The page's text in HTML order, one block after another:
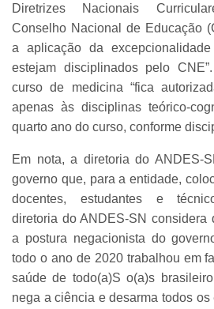
Diretrizes Nacionais
Conselho Nacional de Educação
a aplicação da
estejam disciplinados pelo
curso de medicina “fica
apenas às disciplinas teórico-
quarto ano do curso, conforme
Em nota, a diretoria do ANDES-
governo que, para a entidade,
docentes, estudantes e
diretoria do ANDES-SN considera
a postura negacionista do
todo o ano de 2020 trabalhou em
saúde de todo(a)S o(a)s
nega a ciência e desarma todos